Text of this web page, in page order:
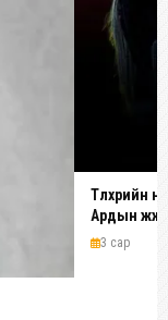
Түлхүүрийн
Ардын
3 сар